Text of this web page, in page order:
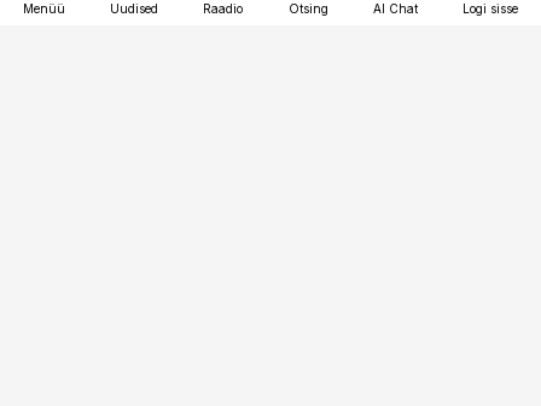
Menüü Uudised Raadio Otsing AI Chat Logi sisse